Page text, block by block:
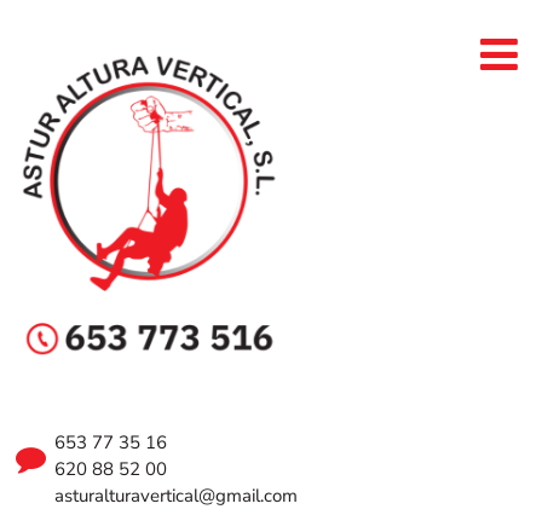
653 77 35 16
620 88 52 00
asturalturavertical@gmail.com